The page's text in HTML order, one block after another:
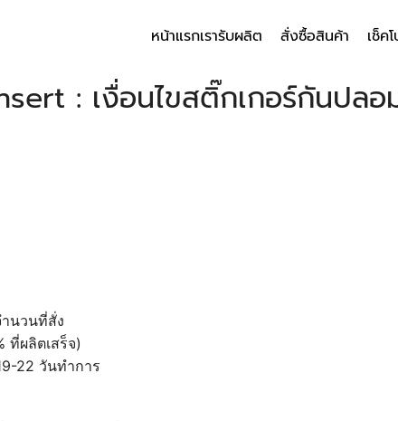
หน้าแรกเรารับผลิต สั่งซื้อสินค้า เช็ค
: เงื่อนไขสติ๊กเกอร์กันปลอ
นวนที่สั่ง
ที่ผลิตเสร็จ)
22 วันทำการ